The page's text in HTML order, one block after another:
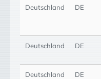
Deutschland DE
Deutschland DE
Deutschland DE